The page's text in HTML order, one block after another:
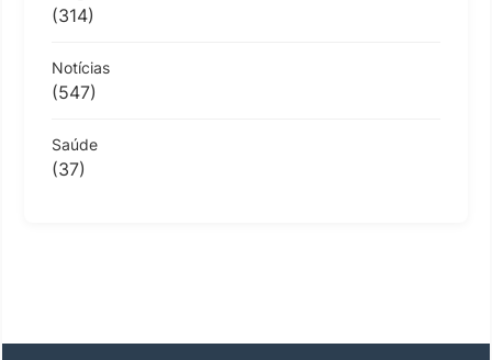
(314)
Notícias
(547)
Saúde
(37)